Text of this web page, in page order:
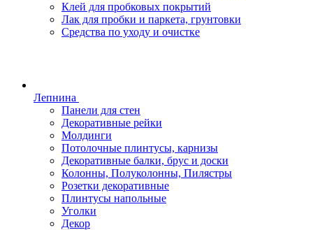
Клей для пробковых покрытий
Лак для пробки и паркета, грунтовки
Средства по уходу и очистке
Лепнина
Панели для стен
Декоративные рейки
Молдинги
Потолочные плинтусы, карнизы
Декоративные балки, брус и доски
Колонны, Полуколонны, Пилястры
Розетки декоративные
Плинтусы напольные
Уголки
Декор